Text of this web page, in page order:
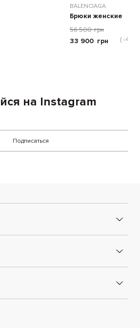
BALENCIAGA
Брюки женские
56 500 грн
33 900 грн ( -40
на Instagram
Подписаться